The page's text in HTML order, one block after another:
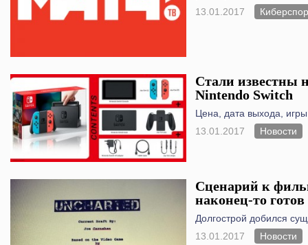
13.01.2017
Стали известны
Nintendo Switch
Цена, дата выхода,
13.01.2017
Новости
Сценарий к
наконец-то готов
Долгострой добился
13.01.2017
Новости